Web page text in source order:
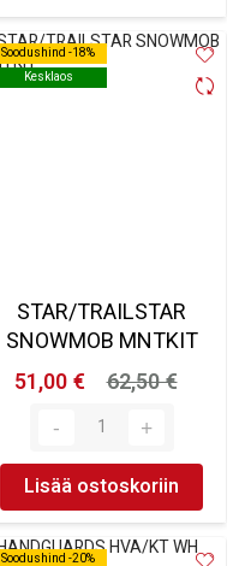
Soodushind -18%
Kesklaos
Soodushind -18%
Kesklaos
STAR/TRAILSTAR
SNOWMOB MNTKIT
51,00 €
62,50 €
Lisää ostoskoriin
Soodushind -20%
Soodushind -20%